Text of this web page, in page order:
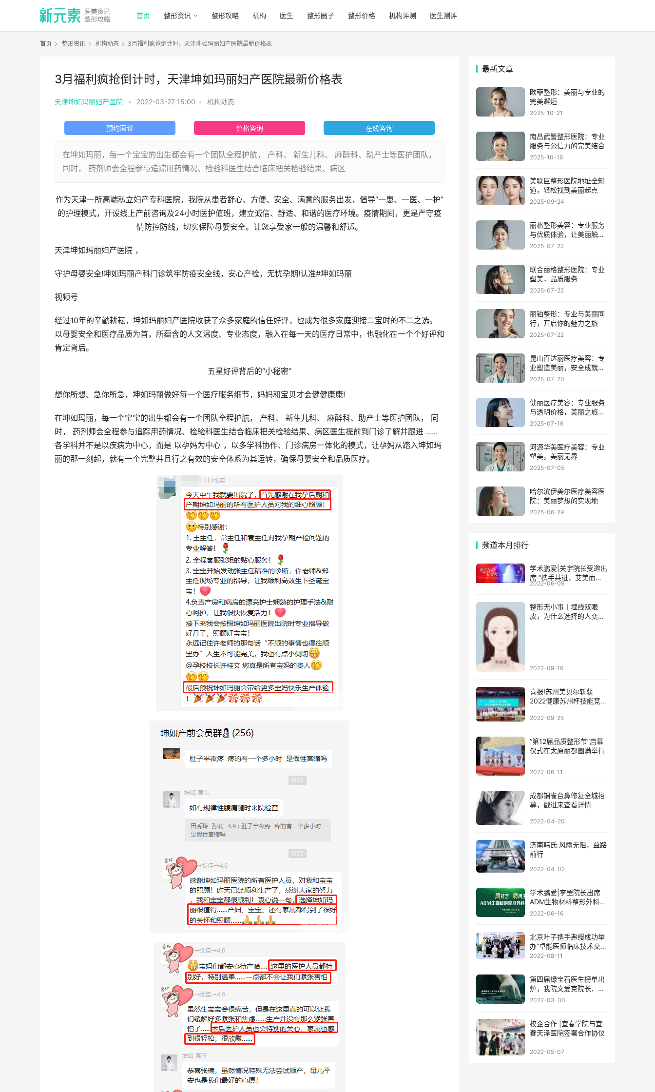
首页 整形资讯 整形攻略 机构 医生 整形圈子 整形价格 机构评测 医生测评
首页 整形资讯 机构动态 3月福利疯抢倒计时，天津坤如玛丽妇产医院最新价格表
3月福利疯抢倒计时，天津坤如玛丽妇产医院最新价格表
天津坤如玛丽妇产医院 • 2022-03-27 15:00 • 机构动态
预约面诊 价格咨询 在线咨询
在坤如玛丽，每一个宝宝的出生都会有一个团队全程护航， 产科、 新生儿科、 麻醉科、助产士等医护团队，
同时， 药剂师会全程参与追踪用药情况、检验科医生结合临床把关检验结果、病区
作为天津一所高端私立妇产专科医院，我院从患者舒心、方便、安全、满意的服务出发，倡导“一患、一医、一护”
的护理模式，开设线上产前咨询及24小时医护值班，建立诚信、舒适、和谐的医疗环境。疫情期间，更是严守疫
情防控防线，切实保障母婴安全。让您享受家一般的温馨和舒适。
天津坤如玛丽妇产医院 ，
守护母婴安全!坤如玛丽产科门诊筑牢防疫安全线，安心产检，无忧孕期!认准#坤如玛丽
视频号
经过10年的辛勤耕耘，坤如玛丽妇产医院收获了众多家庭的信任好评，也成为很多家庭迎接二宝时的不二之选。
以母婴安全和医疗品质为首，所蕴含的人文温度、专业态度，融入在每一天的医疗日常中，也融化在一个个好评和
肯定背后。
五星好评背后的“小秘密”
想你所想、急你所急，坤如玛丽做好每一个医疗服务细节，妈妈和宝贝才会健健康康!
在坤如玛丽，每一个宝宝的出生都会有一个团队全程护航， 产科、 新生儿科、 麻醉科、助产士等医护团队， 同
时， 药剂师会全程参与追踪用药情况、检验科医生结合临床把关检验结果、病区医生提前到门诊了解并跟进 ......
各学科并不是以疾病为中心，而是 以孕妈为中心 ，以多学科协作、门诊病房一体化的模式，让孕妈从踏入坤如玛
丽的那一刻起，就有一个完整并且行之有效的安全体系为其运转，确保母婴安全和品质医疗。
最新文章
欧菲整形：美丽与专业的
完美邂逅
2025-10-21
南昌武警整形医院：专业
服务与公信力的完美结合
2025-10-16
美联臣整形医院地址全知
道，轻松找到美丽起点
2025-09-24
丽格整形美容：专业服务
与优质体验，让美丽触手
可及
2025-07-22
联合丽格整形医院：专业
塑美，品质服务
2025-07-22
丽铂整形：专业与美丽同
行，开启你的魅力之旅
2025-07-22
昆山百达丽医疗美容：专
业塑造美丽，安全成就梦
想
2025-07-20
健丽医疗美容：专业服务
与透明价格，美丽之旅从
这里开始
2025-07-16
河源华美医疗美容：专业
塑美，美丽无界
2025-07-05
哈尔滨伊美尔医疗美容医
院：美丽梦想的实现地
2025-06-29
频道本月排行
学术鹏爱|关宇院长受邀出
席 “携手共进，艾美而行”
中国行年度巡讲活动
2022-06-09
整形无小事丨埋线双眼
皮，为什么选择的人变少
2022-09-16
喜报!苏州美贝尔斩获
2022健康苏州杯技能竞赛
2022-09-25
“第12届品质整形节”启幕
仪式在太原丽都圆满举行
2022-06-11
成都铜雀台鼻修复全城招
募，戳进来查看详情
2022-04-20
济南韩氏:风雨无阻，益路
前行
2022-04-02
学术鹏爱|李罡院长出席
ADM生物材料整形外科学
术论坛
2022-06-16
北京叶子携手弗缦成功举
办“卓能医师临床技术交流
会”
2022-08-11
第四届绿宝石医生榜单出
炉，我院文爱克院长、邹
功伟主任荣誉登榜!
2022-03-30
校企合作 |宜春学院与宜
春天泽医院签署合作协仪
2022-05-07